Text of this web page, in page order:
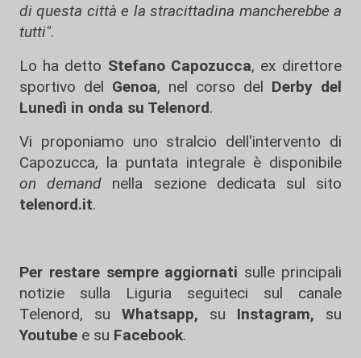
di questa città e la stracittadina mancherebbe a
tutti".
Lo ha detto Stefano Capozucca, ex direttore
sportivo del Genoa, nel corso del Derby del
Lunedì in onda su Telenord.
Vi proponiamo uno stralcio dell'intervento di
Capozucca, la puntata integrale è disponibile
on demand nella sezione dedicata sul sito
telenord.it.
Per restare sempre aggiornati sulle principali
notizie sulla Liguria seguiteci sul canale
Telenord, su
Whatsapp, su Instagram, su
Youtube e su Facebook.